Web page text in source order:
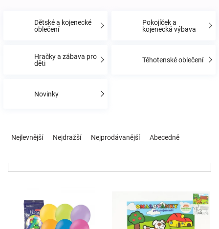
Těhotenské
oblečení
Novinky
Dětské a kojenecké
oblečení
Pokojíček a
kojenecká výbava
Hračky a zábava pro
děti
Těhotenské oblečení
Novinky
Nejlevnější Nejdražší Nejprodávanější Abecedně